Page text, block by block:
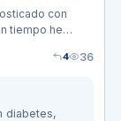
con
tiempo he
mis pies y
4 36
diabetes,